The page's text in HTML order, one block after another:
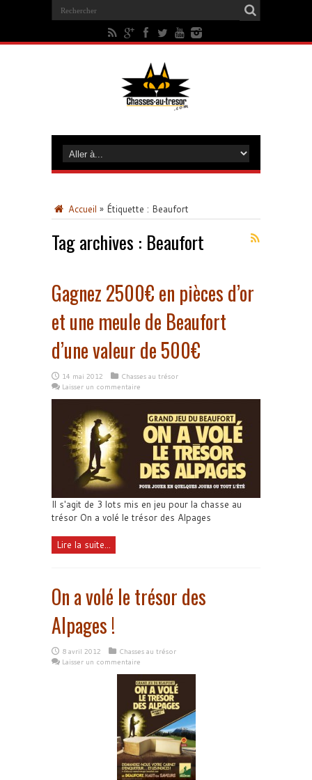
Accueil » Étiquette : Beaufort
Tag archives : Beaufort
Gagnez 2500€ en pièces d’or
et une meule de Beaufort
d’une valeur de 500€
14 mai 2012
Chasses au trésor
Laisser un commentaire
Il s'agit de 3 lots mis en jeu pour la chasse au
trésor On a volé le trésor des Alpages
Lire la suite...
On a volé le trésor des
Alpages !
8 avril 2012
Chasses au trésor
Laisser un commentaire